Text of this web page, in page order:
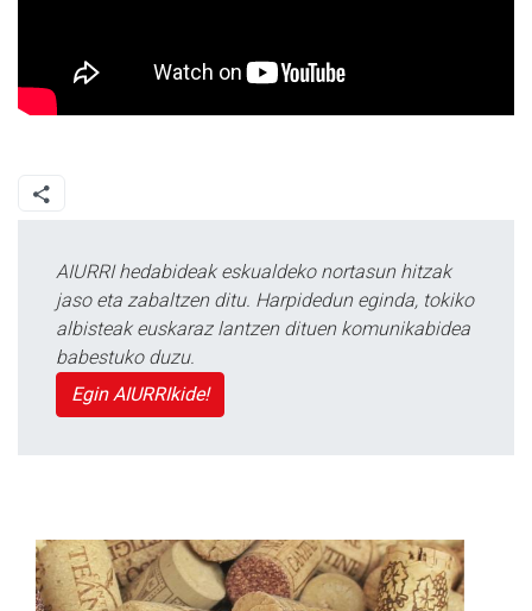
AIURRI hedabideak eskualdeko nortasun hitzak
jaso eta zabaltzen ditu. Harpidedun eginda, tokiko
albisteak euskaraz lantzen dituen komunikabidea
babestuko duzu.
Egin AIURRIkide!